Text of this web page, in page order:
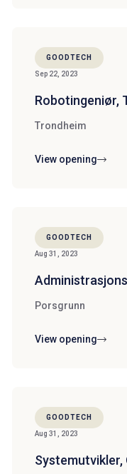
Sep 22, 2023
Robotingeniør,
Trondheim
View opening
GOODTECH
Aug 31, 2023
Porsgrunn
View opening
GOODTECH
Aug 31, 2023
Systemutvikler,
GOODTECH